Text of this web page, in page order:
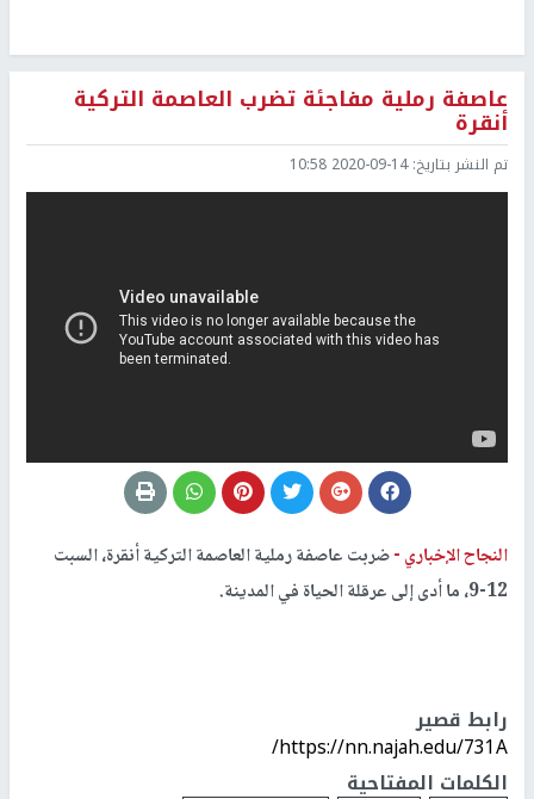
‏عاصفة رملية مفاجئة تضرب العاصمة التركية
أنقرة
تم النشر بتاريخ:2020-09-14 10:58
النجاح الإخباري -ضربت عاصفة رملية العاصمة التركية أنقرة، السبت
12-9، ما أدى إلى عرقلة الحياة في المدينة.
رابط قصير
https://nn.najah.edu/731A/
الكلمات المفتاحية